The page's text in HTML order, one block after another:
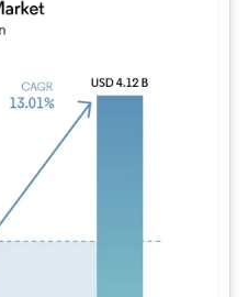
Image © Mordor Intelligence. La